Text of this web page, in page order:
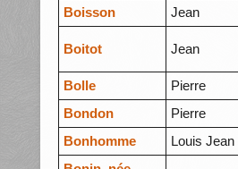
Boisson
Jean
Boitot Jean
Bolle
Pierre
Bondon
Pierre
Bonhomme
Louis Jean